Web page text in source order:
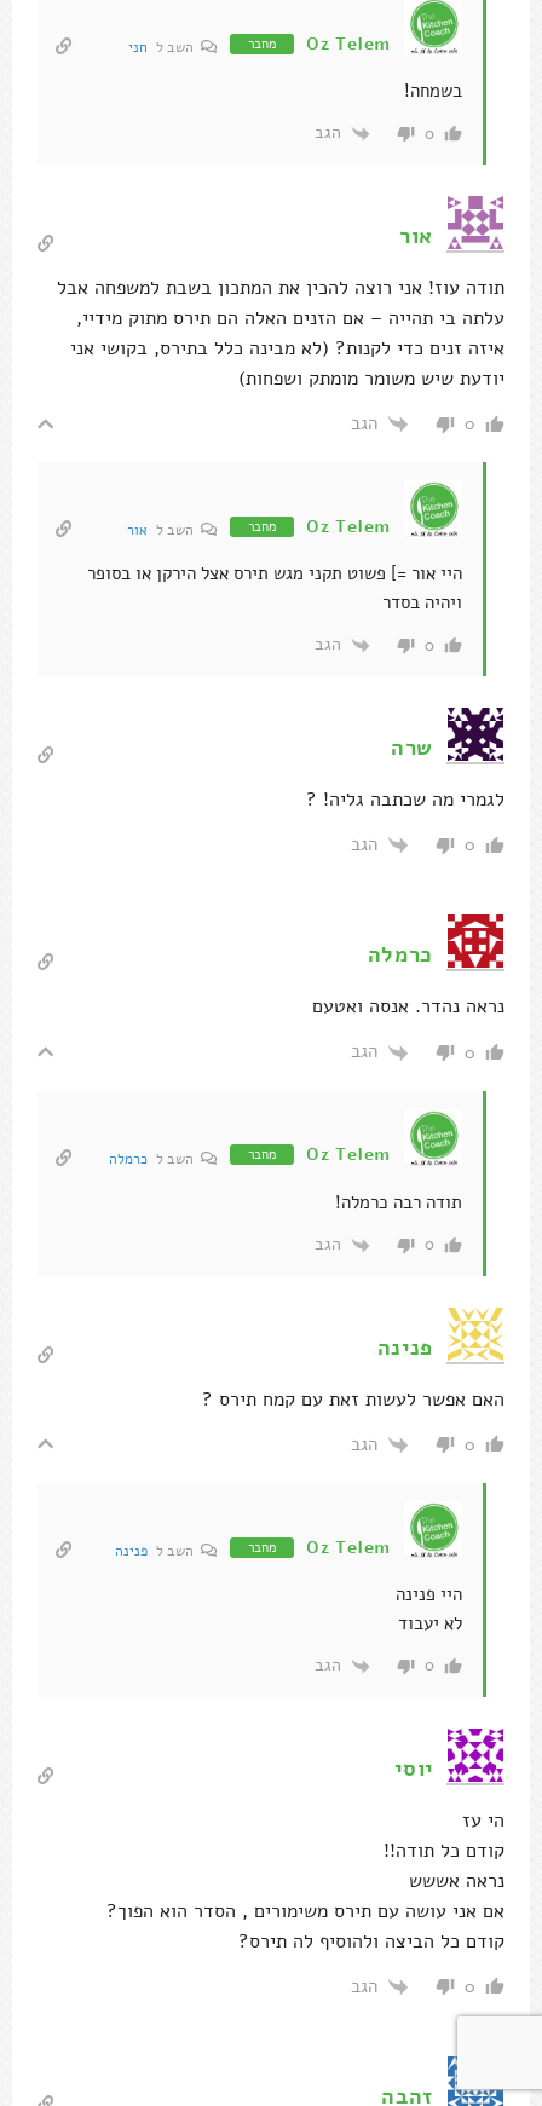
Oz Telem מחבר השב ל חני
בשמחה!
0 הגב
אור
תודה עוז! אני רוצה להכין את המתכון בשבת למשפחה אבל
עלתה בי תהייה – אם הזנים האלה הם תירס מתוק מידיי,
איזה זנים כדי לקנות? (לא מבינה כלל בתירס, בקושי אני
יודעת שיש משומר מומתק ושפחות)
0 הגב
Oz Telem מחבר השב ל אור
היי אור =] פשוט תקני מגש תירס אצל הירקן או בסופר
ויהיה בסדר
0 הגב
שרה
לגמרי מה שכתבה גליה! ?
0 הגב
כרמלה
נראה נהדר. אנסה ואטעם
0 הגב
Oz Telem מחבר השב ל כרמלה
תודה רבה כרמלה!
0 הגב
פנינה
האם אפשר לעשות זאת עם קמח תירס ?
0 הגב
Oz Telem מחבר השב ל פנינה
היי פנינה
לא יעבוד
0 הגב
יוסי
הי עז
קודם כל תודה!!
נראה אששש
אם אני עושה עם תירס משימורים , הסדר הוא הפוך?
קודם כל הביצה ולהוסיף לה תירס?
0 הגב
זהבה